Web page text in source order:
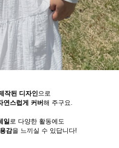
작된 디자인으로
연스럽게 커버 해 주구요.
일로 다양한 활동에도
감을 느끼실 수 있답니다!